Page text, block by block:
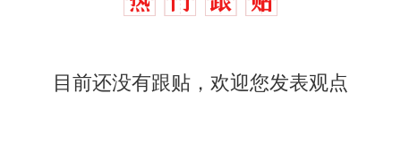
目前还没有跟贴，欢迎您发表观点